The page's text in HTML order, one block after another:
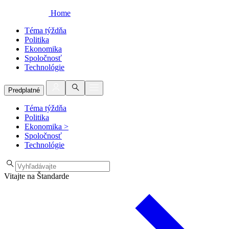
Home
Téma týždňa
Politika
Ekonomika
Spoločnosť
Technológie
Predplatné
Téma týždňa
Politika
Ekonomika >
Spoločnosť
Technológie
Vitajte na Štandarde